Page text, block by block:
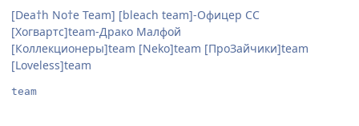
[Dea†h No†e Team] [bleach team]-Офицер СС
[Хогвартс]team-Драко Малфой
[Коллекционеры]team [Neko]team [ПроЗайчики]team
[Loveless]team
team